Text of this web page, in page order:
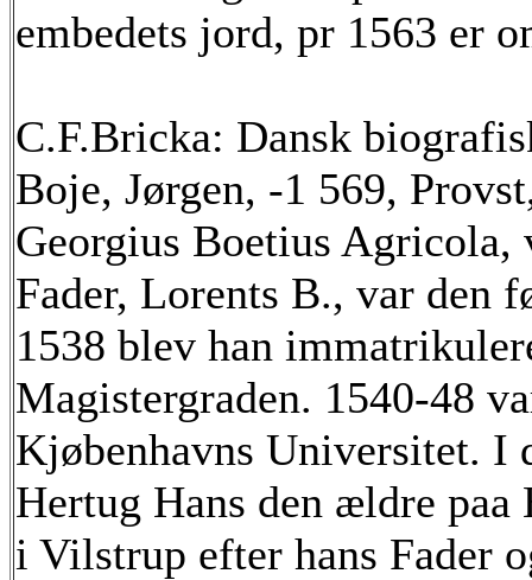
embedets jord, pr 1563 er
C.F.Bricka: Dansk
Boje, Jørgen, -1 569,
Georgius Boetius
Fader, Lorents B., var den
1538 blev han
Magistergraden. 1540-48
Kjøbenhavns Universitet. I
Hertug Hans den ældre
i Vilstrup efter hans Fader